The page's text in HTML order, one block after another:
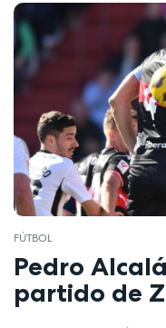
FÚTBOL
Pedro
partido de